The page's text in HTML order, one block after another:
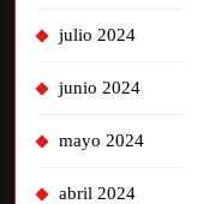
julio 2024
junio 2024
mayo 2024
abril 2024